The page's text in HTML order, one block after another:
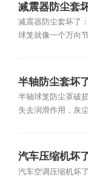
减震器防尘套
减震器防尘套坏了
球笼就像一个万向
半轴防尘套坏
半轴球笼防尘罩破
失去润滑作用，灰
汽车压缩机坏
汽车空调压缩机坏